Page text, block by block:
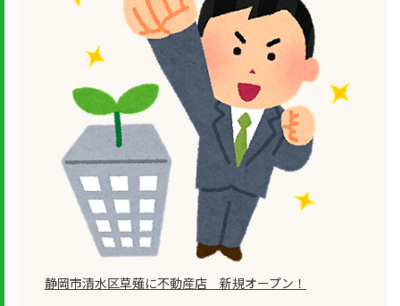
静岡市清水区草薙に不動産店 新規オープン！